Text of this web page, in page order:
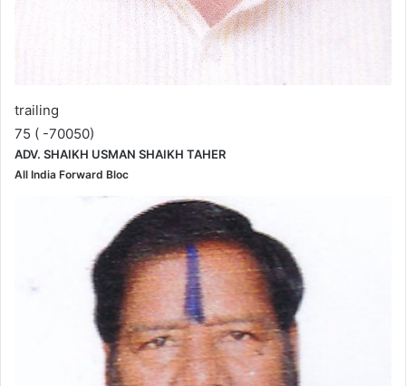
trailing
75 ( -70050)
ADV. SHAIKH USMAN SHAIKH TAHER
All India Forward Bloc